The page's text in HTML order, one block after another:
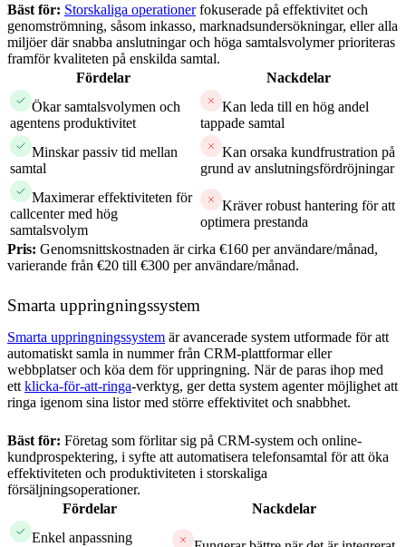
Bäst för: Storskaliga operationerfokuserade på effektivitet och
genomströmning, såsom inkasso, marknadsundersökningar, eller alla
miljöer där snabba anslutningar och höga samtalsvolymer prioriteras
framför kvaliteten på enskilda samtal.
Fördelar
Nackdelar
Ökar samtalsvolymen och
agentens produktivitet
Kan leda till en hög andel
tappade samtal
Minskar passiv tid mellan
samtal
Kan orsaka kundfrustration på
grund av anslutningsfördröjningar
Maximerar effektiviteten för
callcenter med hög
samtalsvolym
Kräver robust hantering för att
optimera prestanda
Pris: Genomsnittskostnaden är cirka €160 per användare/månad,
varierande från €20 till €300 per användare/månad.
Smarta uppringningssystem
Smarta uppringningssystem är avancerade system utformade för att
automatiskt samla in nummer från CRM-plattformar eller
webbplatser och köa dem för uppringning. När de paras ihop med
ett klicka-för-att-ringa-verktyg, ger detta system agenter möjlighet att
ringa igenom sina listor med större effektivitet och snabbhet.
Bäst för: Företag som förlitar sig på CRM-system och online-
kundprospektering, i syfte att automatisera telefonsamtal för att öka
effektiviteten och produktiviteten i storskaliga
försäljningsoperationer.
Fördelar
Nackdelar
Enkel anpassning